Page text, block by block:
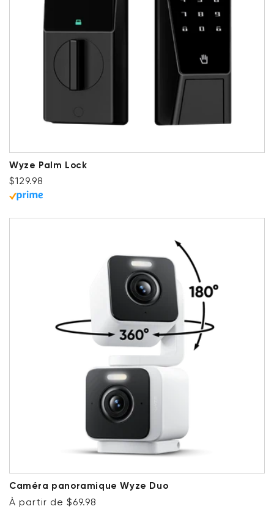
Wyze Palm Lock
Prix ​​régulier
$129.98
Caméra panoramique Wyze Duo
Prix ​​régulier
À partir de $69.98